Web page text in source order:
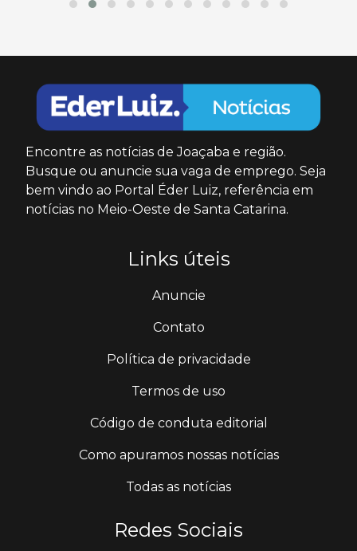
Encontre as notícias de Joaçaba e região.
Busque ou anuncie sua vaga de emprego. Seja
bem vindo ao Portal Éder Luiz, referência em
notícias no Meio-Oeste de Santa Catarina.
Links úteis
Anuncie
Contato
Política de privacidade
Termos de uso
Código de conduta editorial
Como apuramos nossas notícias
Todas as notícias
Redes Sociais